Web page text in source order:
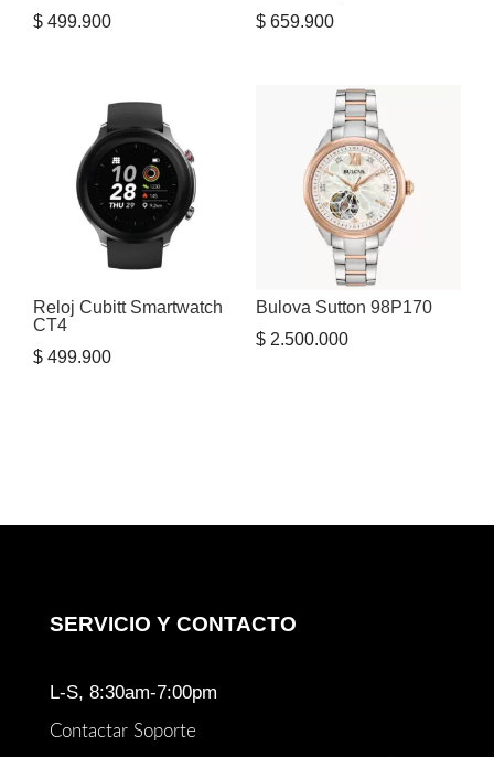
$ 499.900
$659.900
Reloj Cubitt Smartwatch
CT4
$ 499.900
Bulova Sutton 98P170
$2.500.000
SERVICIO Y CONTACTO
L-S, 8:30am-7:00pm
Contactar Soporte